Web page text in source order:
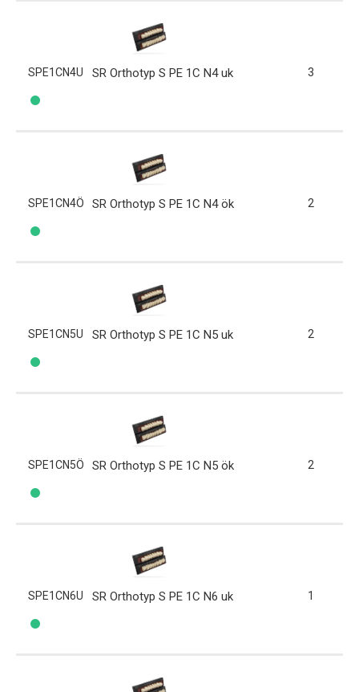
SPE1CN4U SR Orthotyp S PE 1C N4 uk 3
SPE1CN4Ö SR Orthotyp S PE 1C N4 ök 2
SPE1CN5U SR Orthotyp S PE 1C N5 uk 2
SPE1CN5Ö SR Orthotyp S PE 1C N5 ök 2
SPE1CN6U SR Orthotyp S PE 1C N6 uk 1